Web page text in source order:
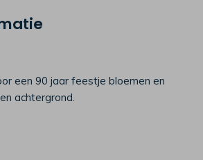
een 90 jaar feestje bloemen en
achtergrond.